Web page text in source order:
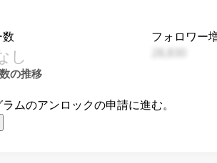
し
フォロワー
の推移
ムのアンロックの申請に進む。